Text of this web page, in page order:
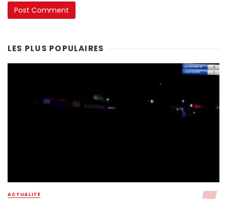
LES PLUS POPULAIRES
ACTUALITÉ